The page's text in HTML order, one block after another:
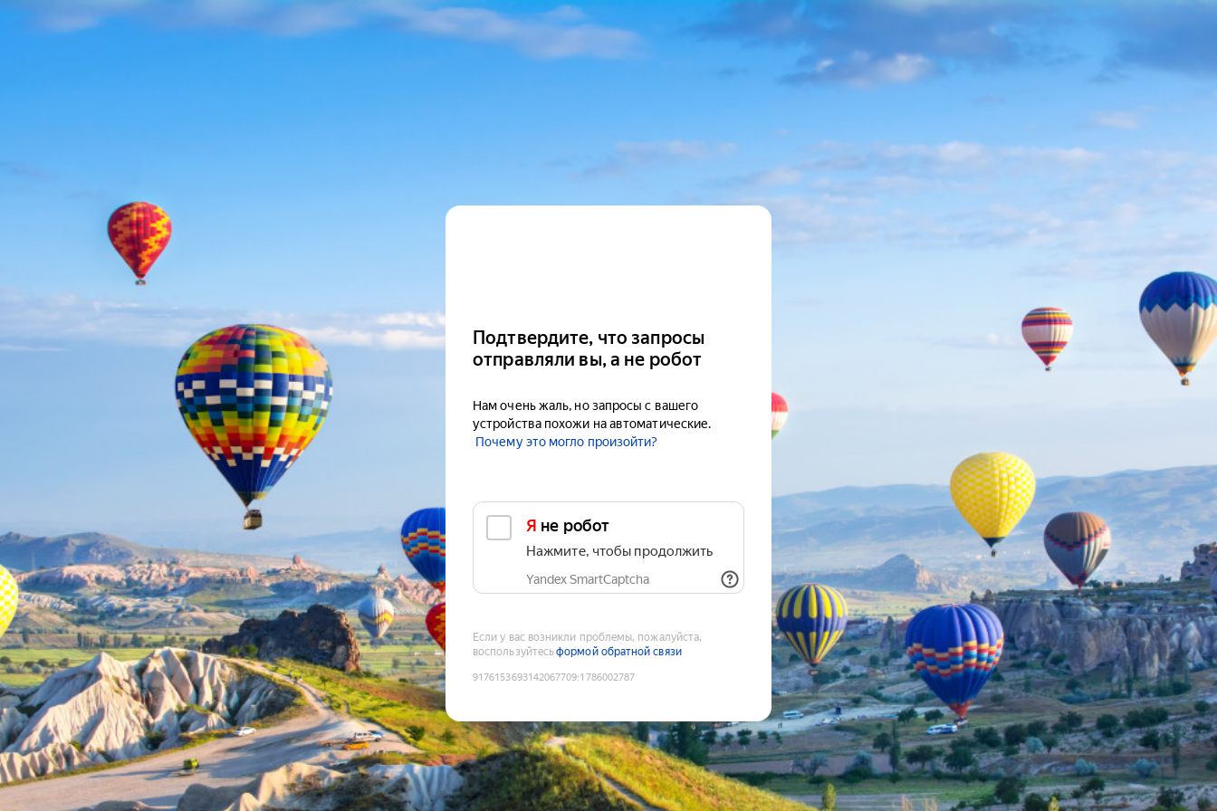
Подтвердите, что запросы
отправляли вы, а не робот
Нам очень жаль, но запросы с вашего
устройства похожи на автоматические.
Почему это могло произойти?
Я не робот
Нажмите, чтобы продолжить
Yandex SmartCaptcha
Если у вас возникли проблемы, пожалуйста,
воспользуйтесьформой обратной связи
9176153693142067709:1786002787